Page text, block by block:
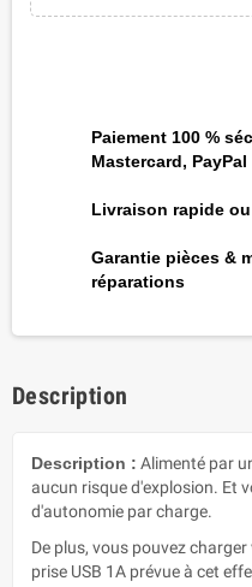
Paiement 100 %
Mastercard, PayPal
Livraison rapide
Garantie pièces &
réparations
Description
Description : Alimenté par
aucun risque d'explosion. Et
d'autonomie par charge.
De plus, vous pouvez
prise USB 1A prévue à cet